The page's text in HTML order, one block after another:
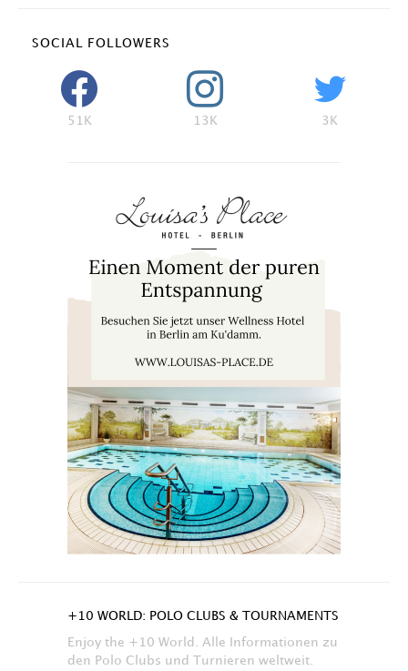
SOCIAL FOLLOWERS
51K 13K 3K
+10 WORLD: POLO CLUBS & TOURNAMENTS
Enjoy the +10 World. Alle Informationen zu
den Polo Clubs und Turnieren weltweit.